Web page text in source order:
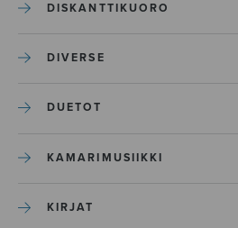
DISKANTTIKUORO
DIVERSE
DUETOT
KAMARIMUSIIKKI
KIRJAT